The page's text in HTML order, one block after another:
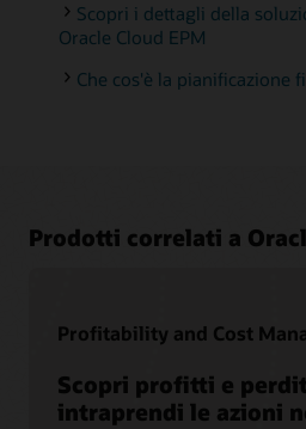
Scopri i dettagli della
Oracle Cloud EPM
Che cos'è la pianificazione
Prodotti correlati a
Profitability and Cost
Scopri profitti e
intraprendi le azioni